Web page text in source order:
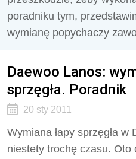
poradniku tym,
wymianę popychaczy
Daewoo Lanos:
sprzęgła. Poradnik
20 sty 2011
Wymiana łapy sprzęgła
niestety trochę czasu.